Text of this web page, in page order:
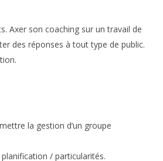
Axer son coaching sur un travail de
des réponses à tout type de public.
la gestion d’un groupe
/ particularités.